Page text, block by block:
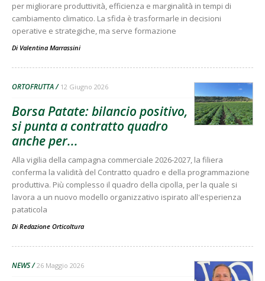
per migliorare produttività, efficienza e marginalità in tempi di
cambiamento climatico. La sfida è trasformarle in decisioni
operative e strategiche, ma serve formazione
Di Valentina Marrassini
ORTOFRUTTA 12 Giugno 2026
Borsa Patate: bilancio positivo,
si punta a contratto quadro
anche per...
Alla vigilia della campagna commerciale 2026-2027, la filiera
conferma la validità del Contratto quadro e della programmazione
produttiva. Più complesso il quadro della cipolla, per la quale si
lavora a un nuovo modello organizzativo ispirato all'esperienza
pataticola
Di Redazione Orticoltura
NEWS 26 Maggio 2026